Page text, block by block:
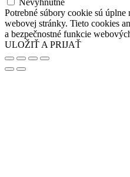
Potrebné súbory cookie sú
webovej stránky. Tieto cookies
a bezpečnostné funkcie
ULOŽIŤ A PRIJAŤ